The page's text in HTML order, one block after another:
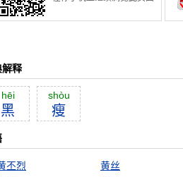
解释
hēi
黑
shòu
瘦
丕烈
黄丝